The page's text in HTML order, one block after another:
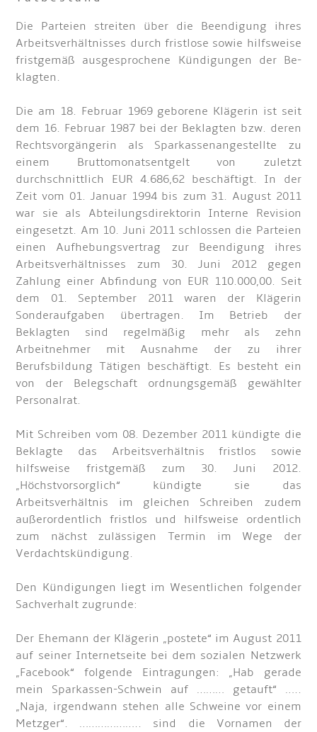
Die Parteien streiten über die Beendigung ihres
Arbeitsverhältnisses durch fristlose sowie hilfsweise
fristgemäß ausgesprochene Kündigungen der Be-
klagten.
Die am 18. Februar 1969 geborene Klägerin ist seit
dem 16. Februar 1987 bei der Beklagten bzw. deren
Rechtsvorgängerin als Sparkassenangestellte zu
einem Bruttomonatsentgelt von zuletzt
durchschnittlich EUR 4.686,62 beschäftigt. In der
Zeit vom 01. Januar 1994 bis zum 31. August 2011
war sie als Abteilungsdirektorin Interne Revision
eingesetzt. Am 10. Juni 2011 schlossen die Parteien
einen Aufhebungsvertrag zur Beendigung ihres
Arbeitsverhältnisses zum 30. Juni 2012 gegen
Zahlung einer Abfindung von EUR 110.000,00. Seit
dem 01. September 2011 waren der Klägerin
Sonderaufgaben übertragen. Im Betrieb der
Beklagten sind regelmäßig mehr als zehn
Arbeitnehmer mit Ausnahme der zu ihrer
Berufsbildung Tätigen beschäftigt. Es besteht ein
von der Belegschaft ordnungsgemäß gewählter
Personalrat.
Mit Schreiben vom 08. Dezember 2011 kündigte die
Beklagte das Arbeitsverhältnis fristlos sowie
hilfsweise fristgemäß zum 30. Juni 2012.
„Höchstvorsorglich“ kündigte sie das
Arbeitsverhältnis im gleichen Schreiben zudem
außerordentlich fristlos und hilfsweise ordentlich
zum nächst zulässigen Termin im Wege der
Verdachtskündigung.
Den Kündigungen liegt im Wesentlichen folgender
Sachverhalt zugrunde:
Der Ehemann der Klägerin „postete“ im August 2011
auf seiner Internetseite bei dem sozialen Netzwerk
„Facebook“ folgende Eintragungen: „Hab gerade
mein Sparkassen-Schwein auf ……… getauft“ …..
„Naja, irgendwann stehen alle Schweine vor einem
Metzger“. ……………….. sind die Vornamen der